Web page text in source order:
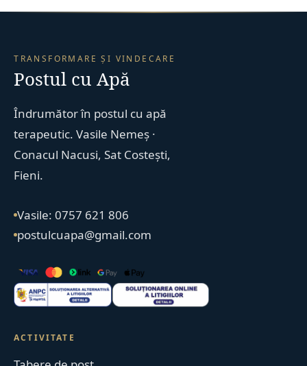
TRANSFORMARE ȘI VINDECARE
Postul cu Apă
Îndrumător în postul cu apă
terapeutic. Vasile Nemeș ·
Conacul Nacusi, Sat Costești,
Fieni.
Vasile: 0757 621 806
postulcuapa@gmail.com
ACTIVITATE